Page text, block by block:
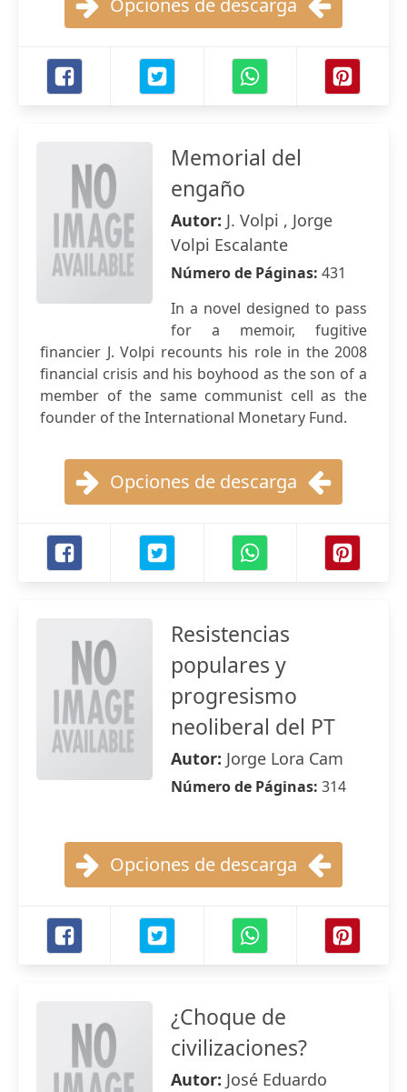
Opciones de descarga
Memorial del
engaño
Autor: J. Volpi , Jorge
Volpi Escalante
Número de Páginas: 431
In a novel designed to pass
for a memoir, fugitive
financier J. Volpi recounts his role in the 2008
financial crisis and his boyhood as the son of a
member of the same communist cell as the
founder of the International Monetary Fund.
Opciones de descarga
Resistencias
populares y
progresismo
neoliberal del PT
Autor: Jorge Lora Cam
Número de Páginas: 314
Opciones de descarga
¿Choque de
civilizaciones?
Autor: José Eduardo